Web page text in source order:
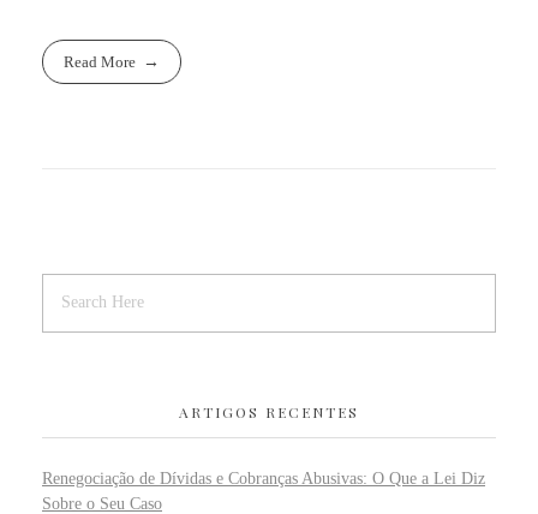
Read More
ARTIGOS RECENTES
Renegociação de Dívidas e Cobranças Abusivas: O Que a Lei Diz
Sobre o Seu Caso